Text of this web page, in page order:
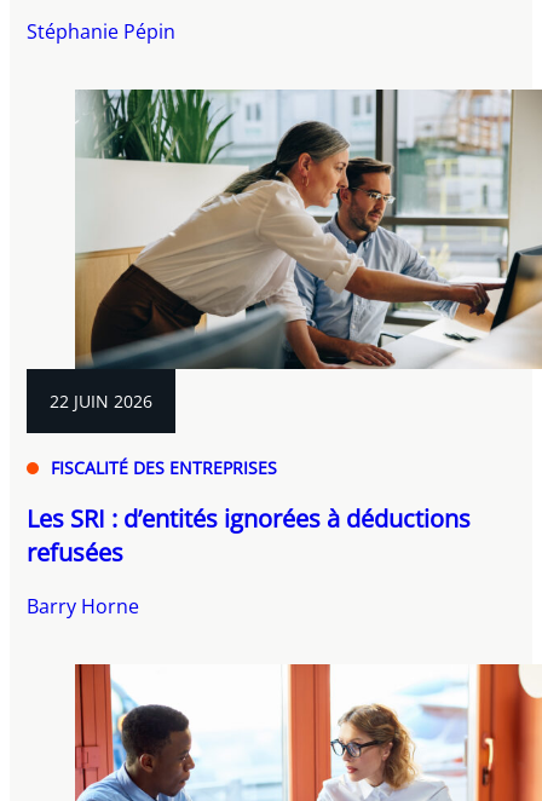
Stéphanie Pépin
22 JUIN 2026
FISCALITÉ DES ENTREPRISES
Les SRI : d’entités ignorées à déductions
refusées
Barry Horne